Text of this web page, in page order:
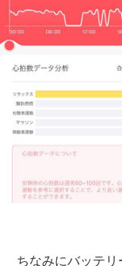
ちなみにバッテ